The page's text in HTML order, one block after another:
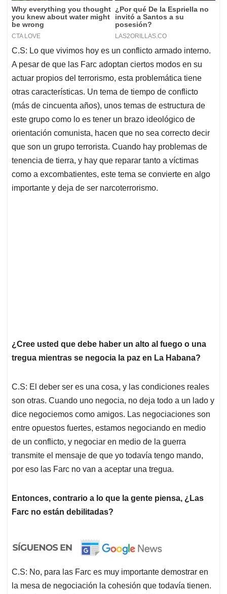
C.S: Lo que vivimos hoy es un conflicto armado interno.
A pesar de que las Farc adoptan ciertos modos en su
actuar propios del terrorismo, esta problemática tiene
otras características. Un tema de tiempo de conflicto
(más de cincuenta años), unos temas de estructura de
este grupo como lo es tener un brazo ideológico de
orientación comunista, hacen que no sea correcto decir
que son un grupo terrorista. Cuando hay problemas de
tenencia de tierra, y hay que reparar tanto a víctimas
como a excombatientes, este tema se convierte en algo
importante y deja de ser narcoterrorismo.
¿Cree usted que debe haber un alto al fuego o una
tregua mientras se negocia la paz en La Habana?
C.S: El deber ser es una cosa, y las condiciones reales
son otras. Cuando uno negocia, no deja todo a un lado y
dice negociemos como amigos. Las negociaciones son
entre opuestos fuertes, estamos negociando en medio
de un conflicto, y negociar en medio de la guerra
transmite el mensaje de que yo todavía tengo mando,
por eso las Farc no van a aceptar una tregua.
Entonces, contrario a lo que la gente piensa, ¿Las
Farc no están debilitadas?
C.S: No, para las Farc es muy importante demostrar en
la mesa de negociación la cohesión que todavía tienen.